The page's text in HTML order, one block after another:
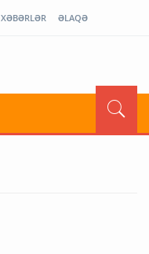
XƏBƏRLƏR ƏLAQƏ